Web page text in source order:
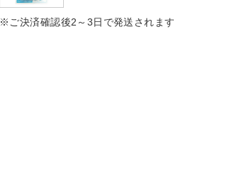
※ご決済確認後2～3日で発送されます